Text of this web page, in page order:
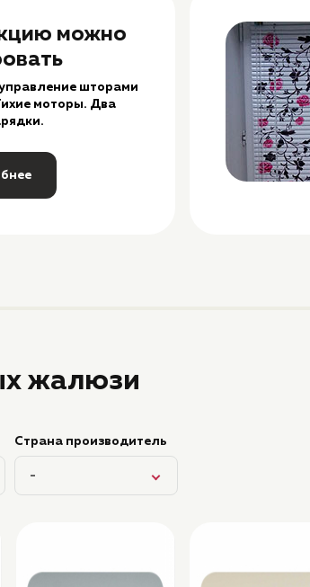
можно
шторами
моторы. Два
жалюзи
Страна производитель
-